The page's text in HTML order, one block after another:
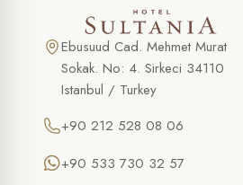
Ebusuud Cad. Mehmet Murat
Sokak. No: 4. Sirkeci 34110
Istanbul / Turkey
+90 212 528 08 06
+90 533 730 32 57